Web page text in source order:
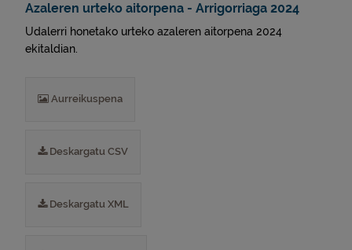
Azaleren urteko aitorpena - Arrigorriaga 2024
Udalerri honetako urteko azaleren aitorpena 2024
ekitaldian.
Aurreikuspena
Deskargatu CSV
Deskargatu XML